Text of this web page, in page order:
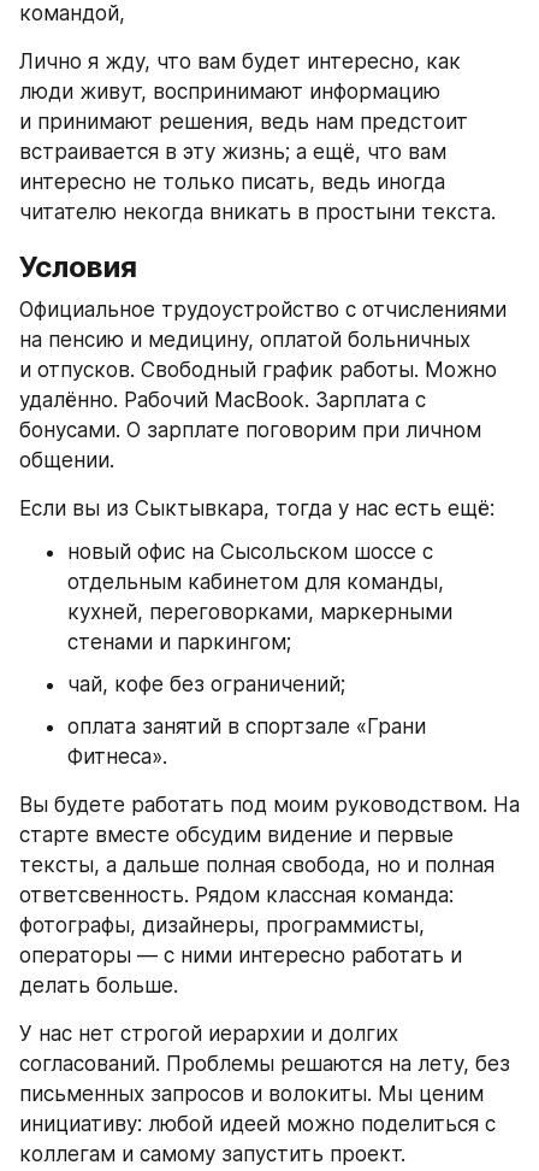
командой,
Лично я жду, что вам будет интересно, как
люди живут, воспринимают информацию
и принимают решения, ведь нам предстоит
встраивается в эту жизнь; а ещё, что вам
интересно не только писать, ведь иногда
читателю некогда вникать в простыни текста.
Условия
Официальное трудоустройство с отчислениями
на пенсию и медицину, оплатой больничных
и отпусков. Свободный график работы. Можно
удалённо. Рабочий MacBook. Зарплата с
бонусами. О зарплате поговорим при личном
общении.
Если вы из Сыктывкара, тогда у нас есть ещё:
новый офис на Сысольском шоссе с
отдельным кабинетом для команды,
кухней, переговорками, маркерными
стенами и паркингом;
чай, кофе без ограничений;
оплата занятий в спортзале «Грани
Фитнеса».
Вы будете работать под моим руководством. На
старте вместе обсудим видение и первые
тексты, а дальше полная свобода, но и полная
ответсвенность. Рядом классная команда:
фотографы, дизайнеры, программисты,
операторы — с ними интересно работать и
делать больше.
У нас нет строгой иерархии и долгих
согласований. Проблемы решаются на лету, без
письменных запросов и волокиты. Мы ценим
инициативу: любой идеей можно поделиться с
коллегам и самому запустить проект.